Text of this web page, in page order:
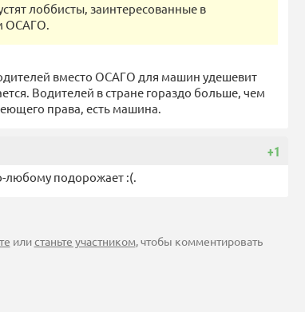
лоббисты, заинтересованные в
ОСАГО.
вместо ОСАГО для машин удешевит
Водителей в стране гораздо больше, чем
права, есть машина.
+1
любому подорожает :(.
илистаньте участником, чтобы комментировать